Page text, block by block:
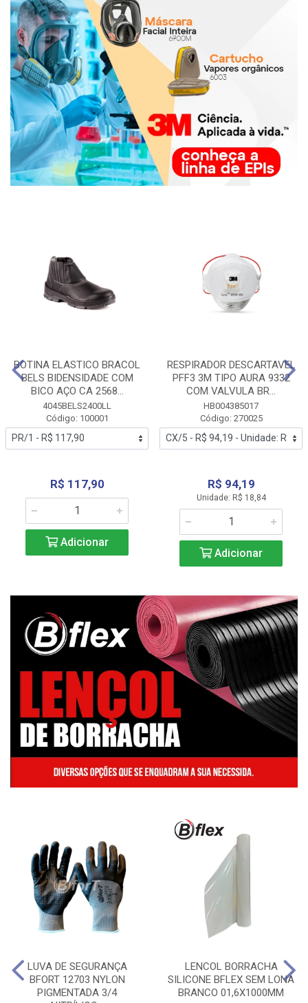
BOTINA ELASTICO BRACOL
BELS BIDENSIDADE COM
BICO AÇO CA 2568...
4045BELS2400LL
Código: 100001
R$ 117,90
Adicionar
RESPIRADOR DESCARTAVEL
PFF3 3M TIPO AURA 9332
COM VALVULA BR...
HB004385017
Código: 270025
R$ 94,19
Unidade: R$ 18,84
Adicionar
LUVA DE SEGURANÇA
BFORT 12703 NYLON
PIGMENTADA 3/4
LENCOL BORRACHA
SILICONE BFLEX SEM LONA
BRANCO 01,6X1000MM